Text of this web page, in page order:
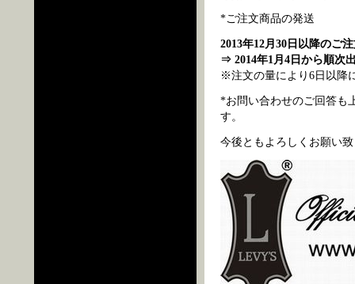
*ご注文商品の発送
2013年12月30日以降のご
⇒ 2014年1月4日から順次
※注文の量により6日以降
*お問い合わせのご回答も
す。
今後ともよろしくお願い